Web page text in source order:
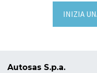
INIZIA
Autosas S.p.a.